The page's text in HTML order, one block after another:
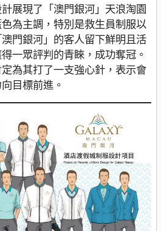
現了「澳門銀河」天浪淘園
為主調，特別是救生員制服以
門銀河」的客人留下鮮明且活
一眾評判的青睞，成功奪冠。
為其打了一支強心針，表示會
目標前進。